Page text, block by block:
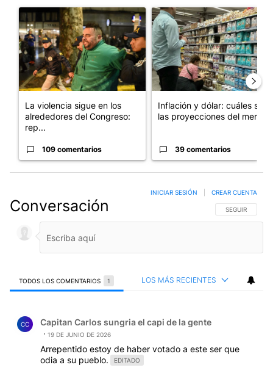
Un artículo de tendencia con el título "La violencia sigue en
La violencia sigue en los
alrededores del Congreso:
rep...
109 comentarios
Un artículo de tendencia con
Inflación y dólar: cuáles son
las proyecciones del merc...
39 comentarios
Conversación SIGA ESTA
SEGUIR
INICIAR SESIÓN CREAR CUENTA
TODOS LOS COMENTARIOS 1 LOS MÁS RECIENTES
CC Capitan Carlos sungria el capi de la gente
19 DE JUNIO DE 2026
Arrepentido estoy de haber votado a este ser que
odia a su pueblo.
EDITADO